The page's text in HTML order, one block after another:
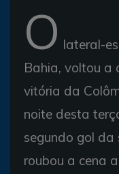
O lateral-
Bahia, voltou a
vitória da
noite desta
segundo gol
roubou a cena